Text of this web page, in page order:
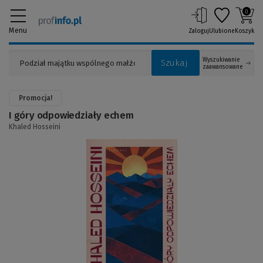
Menu
Szukaj
Wyszukiwanie
zaawansowane
ZalogujUlubione
0
Koszyk
Promocja!
I góry odpowiedziały echem
Khaled Hosseini